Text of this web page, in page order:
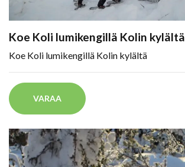
Koe Koli lumikengillä Kolin kylältä
Koe Koli lumikengillä Kolin kylältä
VARAA